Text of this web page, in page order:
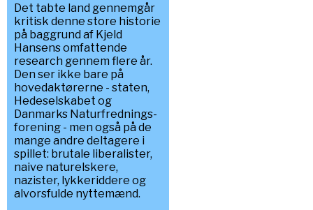
Det tabte land gennemgår
kritisk denne store historie
på baggrund af Kjeld
Hansens omfattende
research gennem flere år.
Den ser ikke bare på
hovedaktørerne - staten,
Hedeselskabet og
Danmarks Naturfrednings-
forening - men også på de
mange andre deltagere i
spillet: brutale liberalister,
naive naturelskere,
nazister, lykkeriddere og
alvorsfulde nyttemænd.